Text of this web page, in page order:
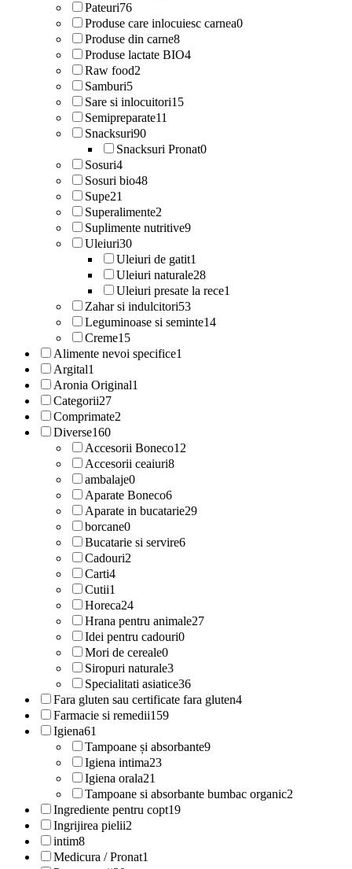
Pateuri76
Produse care inlocuiesc carnea0
Produse din carne8
Produse lactate BIO4
Raw food2
Samburi5
Sare si inlocuitori15
Semipreparate11
Snacksuri90
Snacksuri Pronat0
Sosuri4
Sosuri bio48
Supe21
Superalimente2
Suplimente nutritive9
Uleiuri30
Uleiuri de gatit1
Uleiuri naturale28
Uleiuri presate la rece1
Zahar si indulcitori53
Leguminoase si seminte14
Creme15
Alimente nevoi specifice1
Argital1
Aronia Original1
Categorii27
Comprimate2
Diverse160
Accesorii Boneco12
Accesorii ceaiuri8
ambalaje0
Aparate Boneco6
Aparate in bucatarie29
borcane0
Bucatarie si servire6
Cadouri2
Carti4
Cutii1
Horeca24
Hrana pentru animale27
Idei pentru cadouri0
Mori de cereale0
Siropuri naturale3
Specialitati asiatice36
Fara gluten sau certificate fara gluten4
Farmacie si remedii159
Igiena61
Tampoane și absorbante9
Igiena intima23
Igiena orala21
Tampoane si absorbante bumbac organic2
Ingrediente pentru copt19
Ingrijirea pielii2
intim8
Medicura / Pronat1